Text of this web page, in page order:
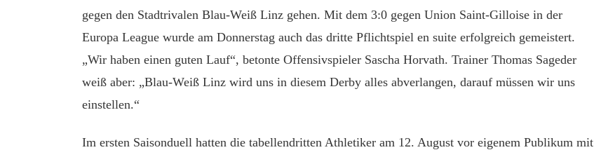
gegen den Stadtrivalen Blau-Weiß Linz gehen. Mit dem 3:0 gegen Union Saint-Gilloise in der
Europa League wurde am Donnerstag auch das dritte Pflichtspiel en suite erfolgreich gemeistert.
„Wir haben einen guten Lauf“, betonte Offensivspieler Sascha Horvath. Trainer Thomas Sageder
weiß aber: „Blau-Weiß Linz wird uns in diesem Derby alles abverlangen, darauf müssen wir uns
einstellen.“
Im ersten Saisonduell hatten die tabellendritten Athletiker am 12. August vor eigenem Publikum mit